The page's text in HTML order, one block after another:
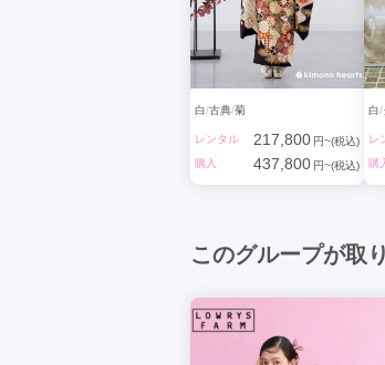
白 古典 菊
レンタル 217,800 円~(税込)
購入
437,800 円~(税込)
白
レ
購
このグループが取